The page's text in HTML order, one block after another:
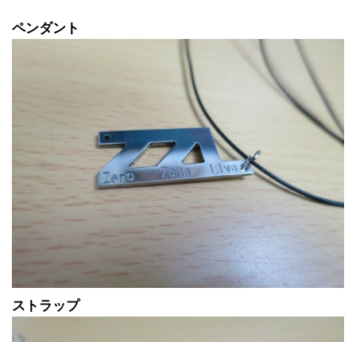
ペンダント
ストラップ